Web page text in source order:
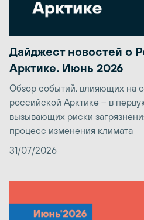
Дайджест новостей о
Арктике. Июнь 2026
Обзор событий, влияющих на
российской Арктике – в
вызывающих риски
процесс изменения климата
31/07/2026